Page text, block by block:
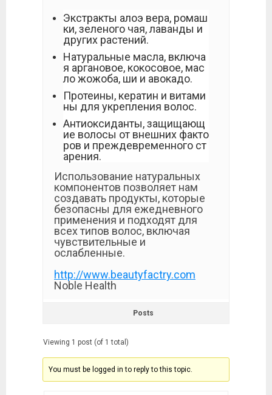
Экстракты алоэ вера, ромаш
ки, зеленого чая, лаванды и
других растений.
Натуральные масла, включа
я аргановое, кокосовое, мас
ло жожоба, ши и авокадо.
Протеины, кератин и витами
ны для укрепления волос.
Антиоксиданты, защищающ
ие волосы от внешних факто
ров и преждевременного ст
арения.
Использование натуральных
компонентов позволяет нам
создавать продукты, которые
безопасны для ежедневного
применения и подходят для
всех типов волос, включая
чувствительные и
ослабленные.
http://www.beautyfactry.com
Noble Health
Posts
Viewing 1 post (of 1 total)
You must be logged in to reply to this topic.